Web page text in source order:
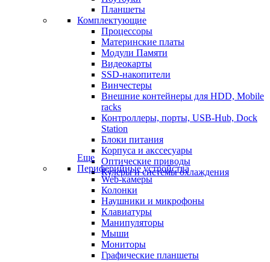
Планшеты
Комплектующие
Процессоры
Материнские платы
Модули Памяти
Видеокарты
SSD-накопители
Винчестеры
Внешние контейнеры для HDD, Mobile
racks
Контроллеры, порты, USB-Hub, Dock
Station
Блоки питания
Корпуса и акссесуары
Оптические приводы
Кулеры и системы охлаждения
Еще
Периферийные устройства
Web-камеры
Колонки
Наушники и микрофоны
Клавиатуры
Манипуляторы
Мыши
Мониторы
Графические планшеты